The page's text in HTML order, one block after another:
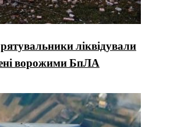
ліквідували
ворожими БпЛА